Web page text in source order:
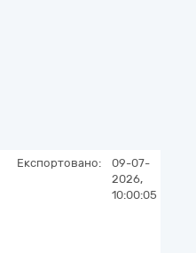
Експортовано:
09-07-
2026,
10:00:05